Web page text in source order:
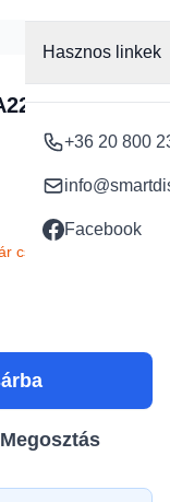
Hasznos linkek
+36 20 800
Facebook
5G A226B
csak 1 db készleten
Megosztás